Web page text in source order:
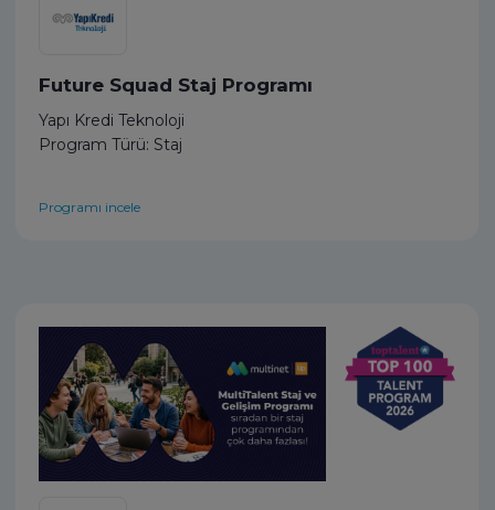
Future Squad Staj Programı
Yapı Kredi Teknoloji
Program Türü: Staj
Programı incele